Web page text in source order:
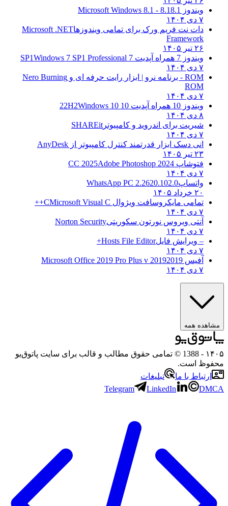
ویندوز 8.1
8.1 - Microsoft Windows 8.1
۷ دی ۱۴۰۴
دات نت فریم ورک برای تمامی ویندوزهاMicrosoft .NET
Framework
۲۶ تیر ۱۴۰۵
ویندوز 7 همراه آپدیت 7 SP1
Windows 7 SP1 Professional
۷ دی ۱۴۰۴
ROM - برنامه نرو | ابزار رایت حرفه ای و
Nero Burning
ROM
۷ دی ۱۴۰۴
ویندوز 10 همراه آپدیت 10 22H2
Windows 10
۸ دی ۱۴۰۴
شیریت برای اندروید و کامپیوتر SHAREit
۷ دی ۱۴۰۴
انی دسک ابزار قدرتمند کنترل کامپیوتر از AnyDesk
۲۳ تیر ۱۴۰۵
فتوشاپ CC 2025 Adobe Photoshop 2024
۷ دی ۱۴۰۴
واتساپWhatsApp PC 2.2620.102.0
۲۰ خرداد ۱۴۰۵
تمامی مایکروسافت ویژوال C Microsoft Visual C++
۷ دی ۱۴۰۴
آنتی ویروس نورتون سکوریتیNorton Security
۷ دی ۱۴۰۴
– ویرایش فایلHosts File Editor+
۷ دی ۱۴۰۴
آفیس 2019 2019 Microsoft Office 2019 Pro Plus v
۷ دی ۱۴۰۴
مشاهده همه
۱۴۰۵
- 1388 © تمامی حقوق مطالب و قالب برای سایت پاتوق‌یو
محفوظ است.
ارتباط با ما
تبلیغات
Telegram
LinkedIn DMCA